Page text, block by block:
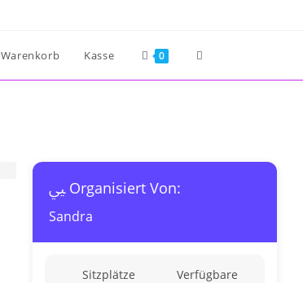
Warenkorb Kasse 0 Website-
Organisiert Von:
Sandra
Sitzplätze
Verfügbare